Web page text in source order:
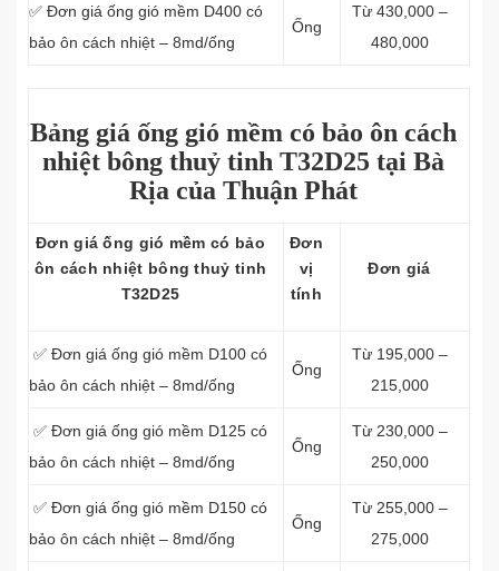
✅ Đơn giá ống gió mềm D400 có
bảo ôn cách nhiệt – 8md/ống
Ống
Từ 430,000 –
480,000
Bảng giá ống gió mềm có bảo ôn cách
nhiệt bông thuỷ tinh T32D25 tại Bà
Rịa của Thuận Phát
Đơn giá ống gió mềm có bảo
ôn cách nhiệt bông thuỷ tinh
T32D25
Đơn
vị
tính
Đơn giá
✅ Đơn giá ống gió mềm D100 có
bảo ôn cách nhiệt – 8md/ống
Ống
Từ 195,000 –
215,000
✅ Đơn giá ống gió mềm D125 có
bảo ôn cách nhiệt – 8md/ống
Ống
Từ 230,000 –
250,000
✅ Đơn giá ống gió mềm D150 có
bảo ôn cách nhiệt – 8md/ống
Ống
Từ 255,000 –
275,000